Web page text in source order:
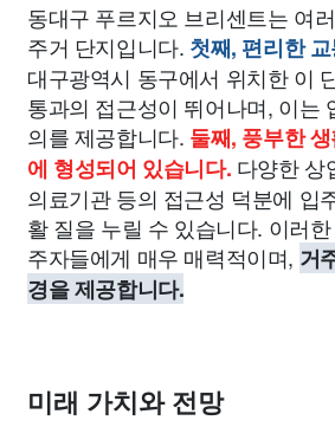
동대구 푸르지오 브리센트는 여
주거 단지입니다. 첫째, 편리한
대구광역시 동구에서 위치한 이
통과의 접근성이 뛰어나며, 이는
의를 제공합니다. 둘째, 풍부한
에 형성되어 있습니다. 다양한 상
의료기관 등의 접근성 덕분에 입
활 질을 누릴 수 있습니다. 이러
주자들에게 매우 매력적이며, 거
경을 제공합니다.
미래 가치와 전망